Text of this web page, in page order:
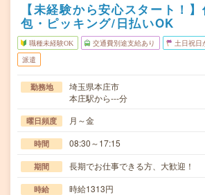
【未経験から安心スタート！
包・ピッキング/日払いOK
職種未経験OK 交通費別途支給あり 土日祝日
派遣
勤務地
埼玉県本庄市
本庄駅から---分
曜日頻度 月～金
時間 08:30～17:15
期間 長期でお仕事できる方、大歓迎！
時給 時給1313円